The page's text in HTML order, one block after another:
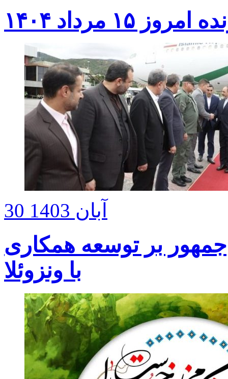
۱۵ مرداد ۱۴۰۴
30 آبان 1403
بر توسعه همکاری
با ونزوئلا